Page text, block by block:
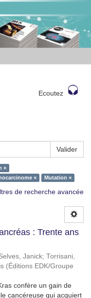
Ecoutez
Valider
×
× Mutation ×
de recherche avancée
: Trente ans
Janick; Torrisani,
(Éditions EDK/Groupe
confère un gain de
cancéreuse qui acquiert